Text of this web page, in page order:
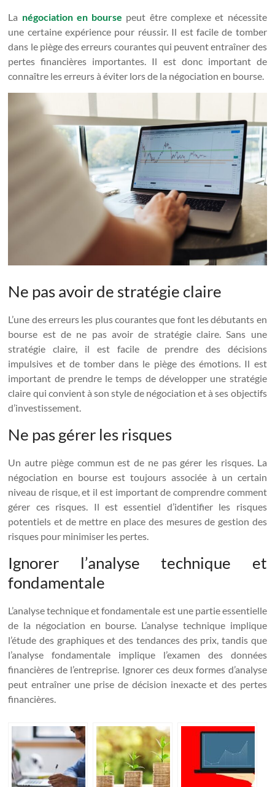
La négociation en bourse peut être complexe et nécessite
une certaine expérience pour réussir. Il est facile de tomber
dans le piège des erreurs courantes qui peuvent entraîner des
pertes financières importantes. Il est donc important de
connaître les erreurs à éviter lors de la négociation en bourse.
Ne pas avoir de stratégie claire
L’une des erreurs les plus courantes que font les débutants en
bourse est de ne pas avoir de stratégie claire. Sans une
stratégie claire, il est facile de prendre des décisions
impulsives et de tomber dans le piège des émotions. Il est
important de prendre le temps de développer une stratégie
claire qui convient à son style de négociation et à ses objectifs
d’investissement.
Ne pas gérer les risques
Un autre piège commun est de ne pas gérer les risques. La
négociation en bourse est toujours associée à un certain
niveau de risque, et il est important de comprendre comment
gérer ces risques. Il est essentiel d’identifier les risques
potentiels et de mettre en place des mesures de gestion des
risques pour minimiser les pertes.
Ignorer l’analyse technique et
fondamentale
L’analyse technique et fondamentale est une partie essentielle
de la négociation en bourse. L’analyse technique implique
l’étude des graphiques et des tendances des prix, tandis que
l’analyse fondamentale implique l’examen des données
financières de l’entreprise. Ignorer ces deux formes d’analyse
peut entraîner une prise de décision inexacte et des pertes
financières.